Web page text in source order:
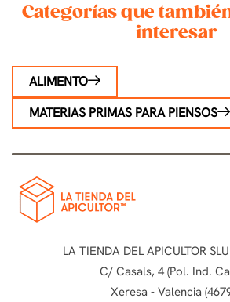
Categorías que
interesar
ALIMENTO
MATERIAS PRIMAS PARA PIENSOS
LA TIENDA DEL APICULTOR
C/ Casals, 4 (Pol. Ind.
Xeresa - Valencia